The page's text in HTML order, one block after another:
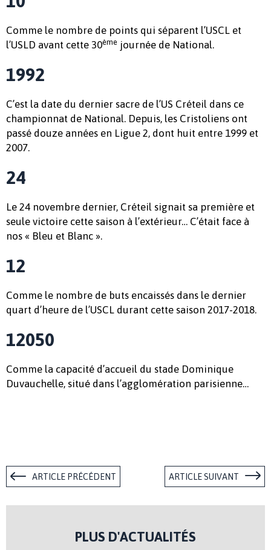
Comme le nombre de points qui séparent l’USCL et
l’USLD avant cette 30ème journée de National.
1992
C’est la date du dernier sacre de l’US Créteil dans ce
championnat de National. Depuis, les Cristoliens ont
passé douze années en Ligue 2, dont huit entre 1999 et
2007.
24
Le 24 novembre dernier, Créteil signait sa première et
seule victoire cette saison à l’extérieur… C’était face à
nos « Bleu et Blanc ».
12
Comme le nombre de buts encaissés dans le dernier
quart d’heure de l’USCL durant cette saison 2017-2018.
12050
Comme la capacité d’accueil du stade Dominique
Duvauchelle, situé dans l’agglomération parisienne…
ARTICLE PRÉCÉDENT ARTICLE SUIVANT
PLUS D'ACTUALITÉS